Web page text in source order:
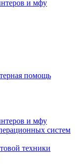
и мфу
помощь
и мфу
систем
техники